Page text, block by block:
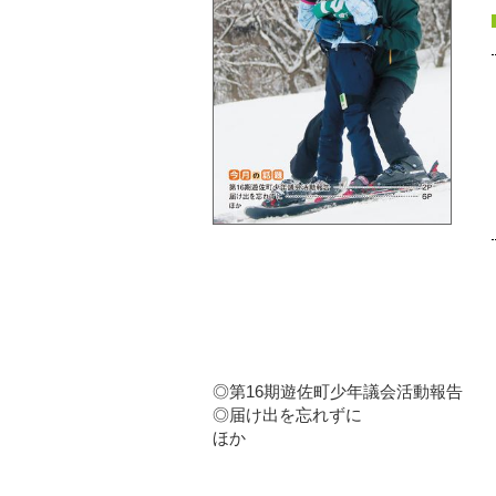
◎第16期遊佐町少年議会活動報告
◎届け出を忘れずに
ほか